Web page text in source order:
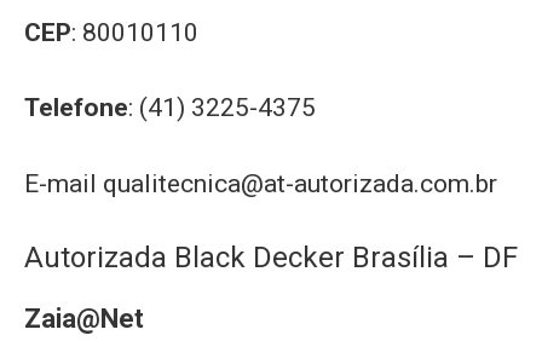
CEP: 80010110
Telefone: (41) 3225-4375
E-mail qualitecnica@at-autorizada.com.br
Autorizada Black Decker Brasília – DF
Zaia@Net